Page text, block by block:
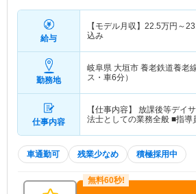
給与
【モデル月収】 22.5万円～
込み
勤務地
岐阜県 大垣市 養老鉄道養老
ス・車6分）
仕事内容
【仕事内容】 放課後等デイ
法士としての業務全般 ■指
車通勤可 残業少なめ 積極採用中